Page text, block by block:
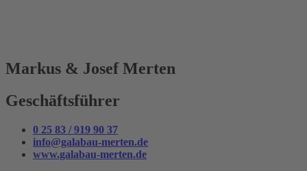
Markus & Josef Merten
Geschäftsführer
0 25 83 / 919 90 37
info@galabau-merten.de
www.galabau-merten.de